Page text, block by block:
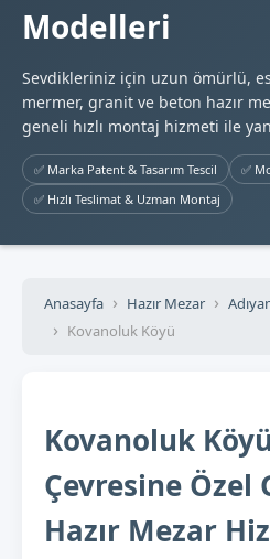
Modelleri
Sevdikleriniz için uzun ömürlü,
mermer, granit ve beton hazır
geneli hızlı montaj hizmeti ile
✅ Marka Patent & Tasarım Tescil
✅
✅ Hızlı Teslimat & Uzman Montaj
Anasayfa Hazır Mezar
Kovanoluk Köyü
Kovanoluk
Çevresine Özel
Hazır Mezar